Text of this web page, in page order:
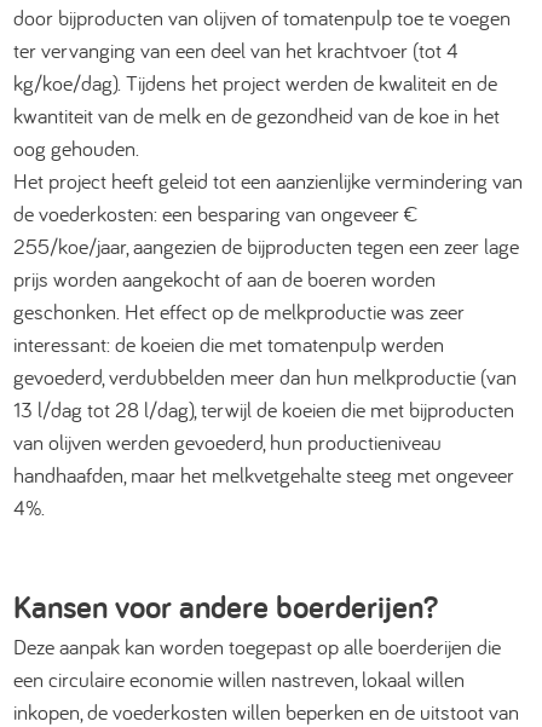
door bijproducten van olijven of tomatenpulp toe te voegen
ter vervanging van een deel van het krachtvoer (tot 4
kg/koe/dag). Tijdens het project werden de kwaliteit en de
kwantiteit van de melk en de gezondheid van de koe in het
oog gehouden.
Het project heeft geleid tot een aanzienlijke vermindering van
de voederkosten: een besparing van ongeveer €
255/koe/jaar, aangezien de bijproducten tegen een zeer lage
prijs worden aangekocht of aan de boeren worden
geschonken. Het effect op de melkproductie was zeer
interessant: de koeien die met tomatenpulp werden
gevoederd, verdubbelden meer dan hun melkproductie (van
13 l/dag tot 28 l/dag), terwijl de koeien die met bijproducten
van olijven werden gevoederd, hun productieniveau
handhaafden, maar het melkvetgehalte steeg met ongeveer
4%.
Kansen voor andere boerderijen?
Deze aanpak kan worden toegepast op alle boerderijen die
een circulaire economie willen nastreven, lokaal willen
inkopen, de voederkosten willen beperken en de uitstoot van